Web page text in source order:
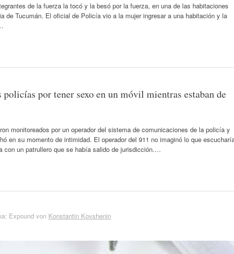
de la fuerza la tocó y la besó por la fuerza, en una de las habitaciones
de Tucumán. El oficial de Policía vio a la mujer ingresar a una habitación y la
por tener sexo en un móvil mientras estaban de
monitoreados por un operador del sistema de comunicaciones de la policía y
en su momento de intimidad. El operador del 911 no imaginó lo que
con un patrullero que se había salido de jurisdicción.…
Expound von Konstantin Kovshenin